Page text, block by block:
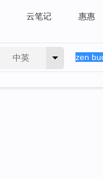
云笔记 惠惠
中英